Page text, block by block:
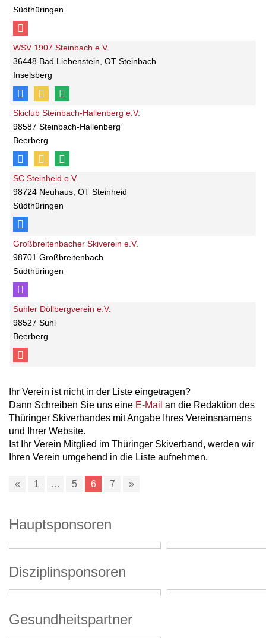
Südthüringen
WSV 1907 Steinbach e.V.
36448 Bad Liebenstein, OT Steinbach
Inselsberg
Skiclub Steinbach-Hallenberg e.V.
98587 Steinbach-Hallenberg
Beerberg
SC Steinheid e.V.
98724 Neuhaus, OT Steinheid
Südthüringen
Großbreitenbacher Skiverein e.V.
98701 Großbreitenbach
Südthüringen
Suhler Döllbergverein e.V.
98527 Suhl
Beerberg
Ihr Verein ist nicht in der Liste eingetragen?
Dann Schreiben Sie uns eine E-Mail an die Redaktion des
Thüringer Skiverbandes mit Angabe Ihres Vereinsnamens
und Ihrer Website.
Ist Ihr Verein Mitglied im Thüringer Skiverband, werden wir
Ihren Verein umgehend in die Liste aufnehmen.
« 1 … 5 6 7 »
Hauptsponsoren
Disziplinsponsoren
Gesundheitspartner